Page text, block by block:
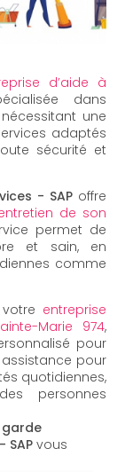
d’aide à
dans
une
adaptés
sécurité et
- SAP offre
de son
permet de
et sain, en
comme
entreprise
Marie 974,
pour
assistance pour
quotidiennes,
personnes
garde
SAP vous